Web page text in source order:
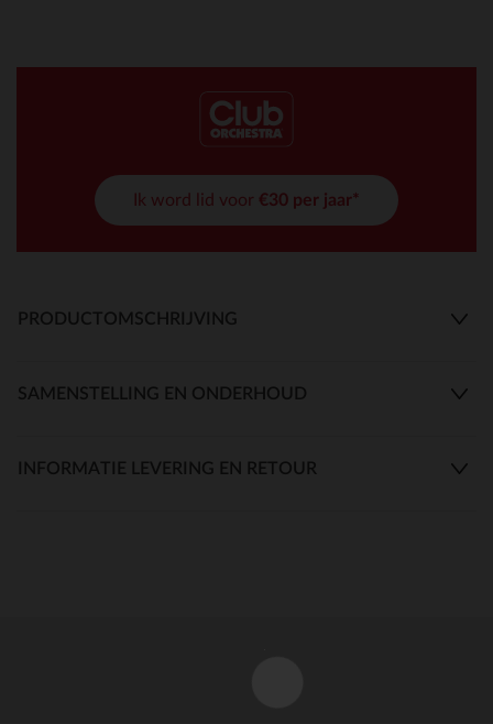
Ik word lid voor €30 per jaar*
PRODUCTOMSCHRIJVING
SAMENSTELLING EN ONDERHOUD
INFORMATIE LEVERING EN RETOUR